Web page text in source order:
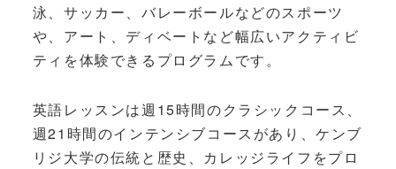
泳、サッカー、バレーボールなどのスポーツ
や、アート、ディベートなど幅広いアクティビ
ティを体験できるプログラムです。
英語レッスンは週15時間のクラシックコース、
週21時間のインテンシブコースがあり、ケンブ
リジ大学の伝統と歴史、カレッジライフをプロ